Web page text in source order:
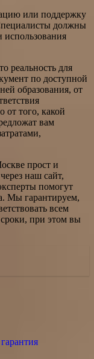
или поддержку
должны
реальность для
по доступной
образования, от
от того, какой
вам
прост и
наш сайт,
помогут
Мы гарантируем,
всем
при этом вы